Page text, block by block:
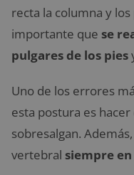
recta la columna y
importante que se
pulgares de los pies
Uno de los errores
esta postura es hacer
sobresalgan.
vertebral siempre